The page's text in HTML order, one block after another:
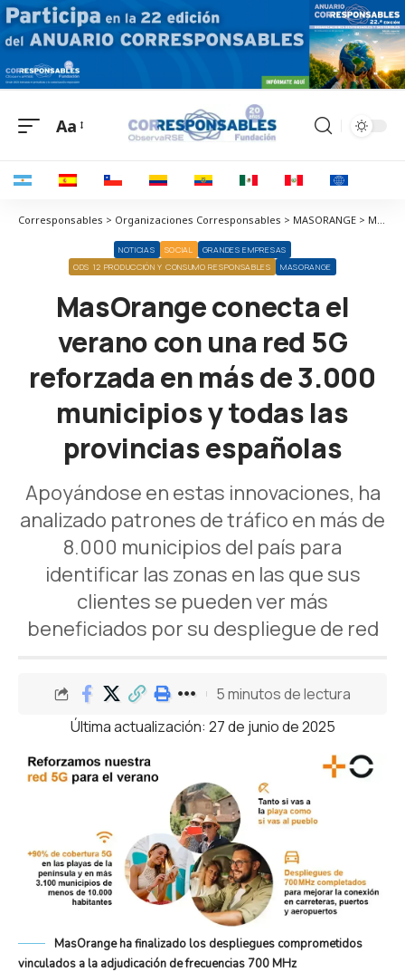
Aa
Corresponsables > Organizaciones Corresponsables > MASORANGE > MasOrange conecta el verano con una red 5G reforzada en más de 3.000 municipios y todas las provincias españolas
NOTICIAS SOCIAL
GRANDES EMPRESAS
ODS 12 PRODUCCIÓN Y CONSUMO RESPONSABLES
MASORANGE
MasOrange conecta el
verano con una red 5G
reforzada en más de 3.000
municipios y todas las
provincias españolas
Apoyándose en estas innovaciones, ha
analizado patrones de tráfico en más de
8.000 municipios del país para
identificar las zonas en las que sus
clientes se pueden ver más
beneficiados por su despliegue de red
Última actualización: 27 de junio de 2025
5 minutos de lectura
MasOrange ha finalizado los despliegues comprometidos
vinculados a la adjudicación de frecuencias 700 MHz